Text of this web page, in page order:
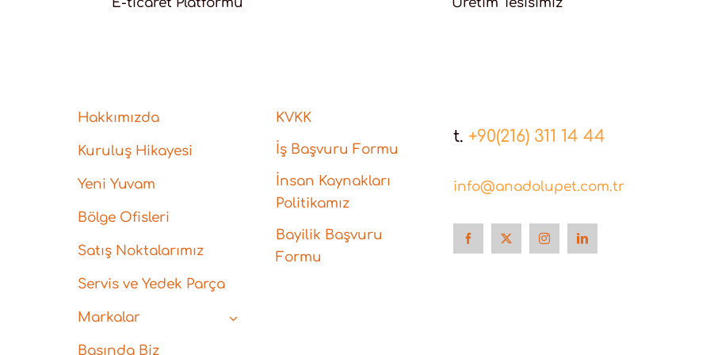
Hakkımızda
Kuruluş Hikayesi
Yeni Yuvam
Bölge Ofisleri
Satış Noktalarımız
Servis ve Yedek Parça
Markalar
Basında Biz
KVKK
İş Başvuru Formu
İnsan Kaynakları
Politikamız
Bayilik Başvuru
Formu
t. +90(216) 311 14 44
info@anadolupet.com.tr